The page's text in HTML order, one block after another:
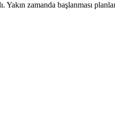
zamanda başlanması